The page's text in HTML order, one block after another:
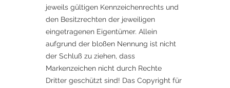
jeweils gültigen Kennzeichenrechts und
den Besitzrechten der jeweiligen
eingetragenen Eigentümer. Allein
aufgrund der bloßen Nennung ist nicht
der Schluß zu ziehen, dass
Markenzeichen nicht durch Rechte
Dritter geschützt sind! Das Copyright für